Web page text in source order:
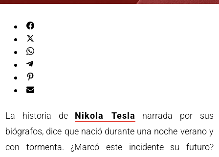
La historia de Nikola Tesla narrada por sus
biógrafos, dice que nació durante una noche verano y
con tormenta. ¿Marcó este incidente su futuro?